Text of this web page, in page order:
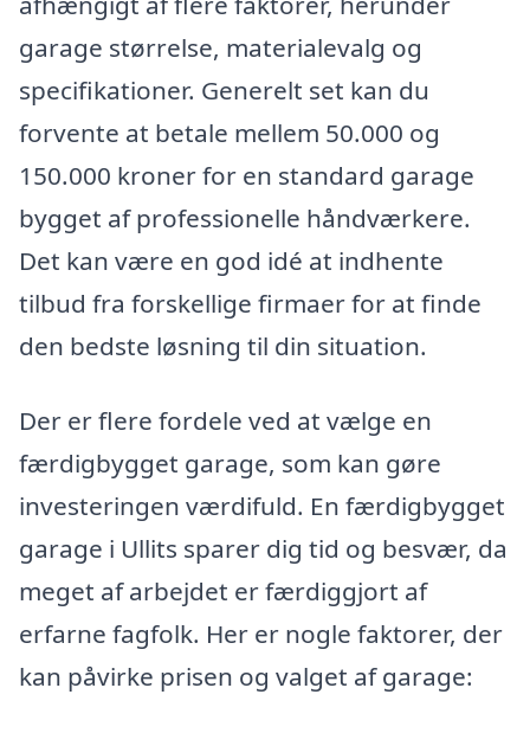
garage størrelse, materialevalg og
specifikationer. Generelt set kan du
forvente at betale mellem 50.000 og
150.000 kroner for en standard garage
bygget af professionelle håndværkere.
Det kan være en god idé at indhente
tilbud fra forskellige firmaer for at finde
den bedste løsning til din situation.
Der er flere fordele ved at vælge en
færdigbygget garage, som kan gøre
investeringen værdifuld. En færdigbygget
garage i Ullits sparer dig tid og besvær, da
meget af arbejdet er færdiggjort af
erfarne fagfolk. Her er nogle faktorer, der
kan påvirke prisen og valget af garage: